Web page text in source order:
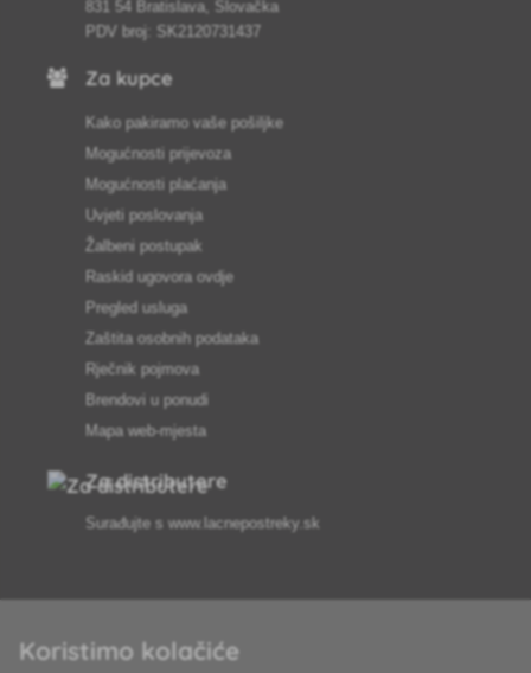
831 54 Bratislava, Slovačka
PDV broj: SK2120731437
Za kupce
Kako pakiramo vaše pošiljke
Mogućnosti prijevoza
Mogućnosti plaćanja
Uvjeti poslovanja
Žalbeni postupak
Raskid ugovora ovdje
Pregled usluga
Zaštita osobnih podataka
Rječnik pojmova
Brendovi u ponudi
Mapa web-mjesta
Za distributere
Surađujte s www.lacnepostreky.sk
Uvijek ćemo vas profesionalno savjetovati
Koristimo kolačiće